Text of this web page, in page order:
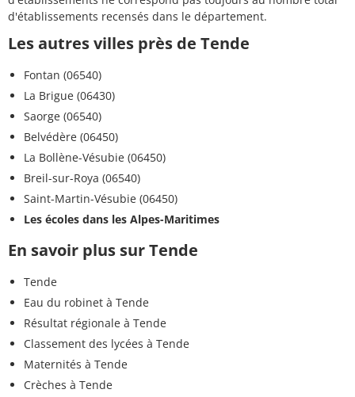
d'établissements recensés dans le département.
Les autres villes près de Tende
Fontan (06540)
La Brigue (06430)
Saorge (06540)
Belvédère (06450)
La Bollène-Vésubie (06450)
Breil-sur-Roya (06540)
Saint-Martin-Vésubie (06450)
Les écoles dans les Alpes-Maritimes
En savoir plus sur Tende
Tende
Eau du robinet à Tende
Résultat régionale à Tende
Classement des lycées à Tende
Maternités à Tende
Crèches à Tende